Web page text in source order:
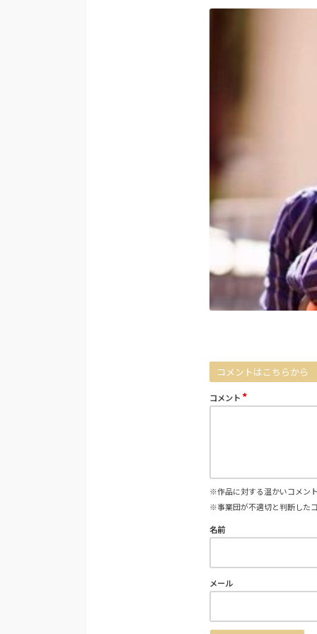
コメントはこちらから
コメント *
※作品に対する温かいコメン
※事業団が不適切と判断した
名前
メール